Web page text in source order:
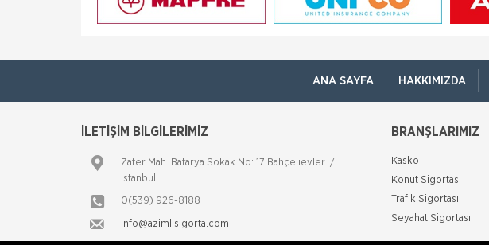
ANA SAYFA HAKKIMIZDA
İLETİŞİM BİLGİLERİMİZ
Zafer Mah. Batarya Sokak No: 17 Bahçelievler /
İstanbul
0(539) 926-8188
info@azimlisigorta.com
BRANŞLARIMIZ
Kasko
Konut Sigortası
Trafik Sigortası
Seyahat Sigortası